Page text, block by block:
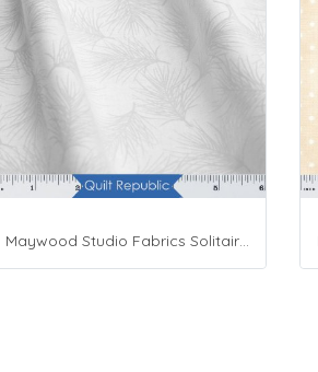
Maywood Studio Fabrics Solitaire Whites